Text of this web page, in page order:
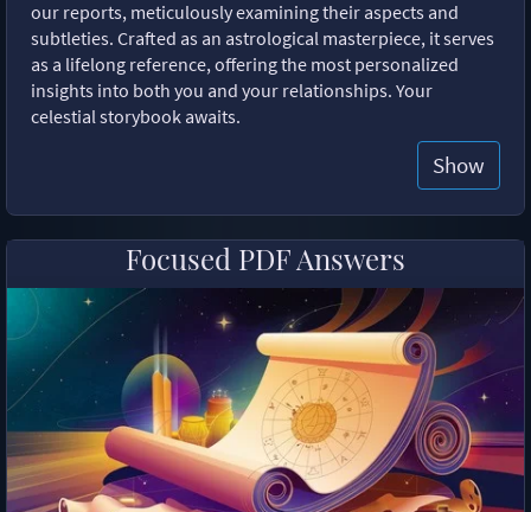
our reports, meticulously examining their aspects and
subtleties. Crafted as an astrological masterpiece, it serves
as a lifelong reference, offering the most personalized
insights into both you and your relationships. Your
celestial storybook awaits.
Show
Focused PDF Answers